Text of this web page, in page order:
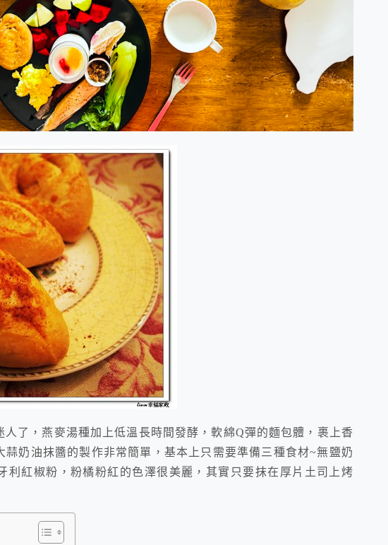
了，燕麥湯種加上低溫長時間發酵，軟綿Q彈的麵包體，裹上香
蒜奶油抹醬的製作非常簡單，基本上只需要準備三種食材~無鹽奶
利紅椒粉，粉橘粉紅的色澤很美麗，其實只要抹在厚片土司上烤